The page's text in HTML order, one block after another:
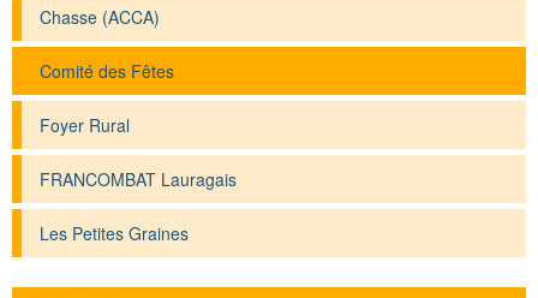
Chasse (ACCA)
Comité des Fêtes
Foyer Rural
FRANCOMBAT Lauragais
Les Petites Graines